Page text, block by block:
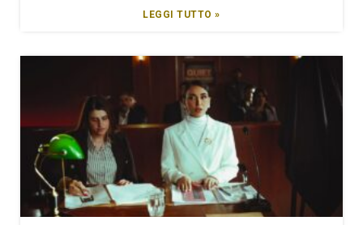
LEGGI TUTTO »